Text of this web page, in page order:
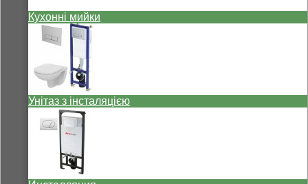
Кухонні мийки
Унітаз з інсталяцією